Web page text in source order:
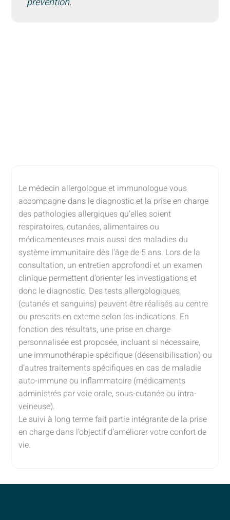
Le médecin allergologue et immunologue vous
accompagne dans le diagnostic et la prise en charge
des pathologies allergiques qu’elles soient
respiratoires, cutanées, alimentaires ou
médicamenteuses mais aussi des maladies du
système immunitaire dès l’âge de 5 ans. Lors de la
consultation, un entretien approfondi et un examen
clinique permettent d’orienter les investigations et
donc le diagnostic. Des tests allergologiques
(cutanés et sanguins) peuvent être réalisés au centre
ou prescrits en externe selon les indications. En
fonction des résultats, une prise en charge
personnalisée est proposée, incluant si nécessaire,
une immunothérapie spécifique (désensibilisation) ou
d’autres traitements spécifiques en cas de maladie
auto-immune ou inflammatoire (médicaments
administrés par voie orale, sous-cutanée ou intra-
veineuse).
Le suivi à long terme fait partie intégrante de la prise
en charge dans l’objectif d’améliorer votre confort de
vie.